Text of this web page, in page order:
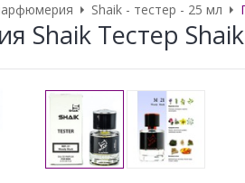
Shaik - тестер - 25 мл
Shaik Тестер